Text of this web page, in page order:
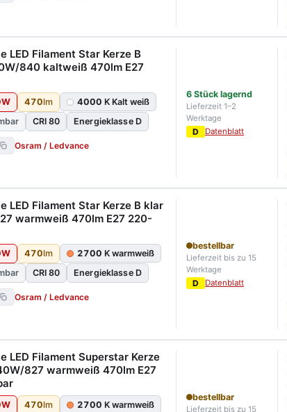
LED Filament Star Kerze B
840 kaltweiß 470lm E27
W 470lm 4000 K Kalt weiß
CRI 80 Energieklasse D
Osram / Ledvance
6 Stück lagernd
Lieferzeit 1–2
Werktage
D Datenblatt
LED Filament Star Kerze B klar
warmweiß 470lm E27 220-
W 470lm 2700 K warmweiß
CRI 80 Energieklasse D
Osram / Ledvance
bestellbar
Lieferzeit bis zu 15
Werktage
D Datenblatt
LED Filament Superstar Kerze
827 warmweiß 470lm E27
W 470lm 2700 K warmweiß
bestellbar
Lieferzeit bis zu 15